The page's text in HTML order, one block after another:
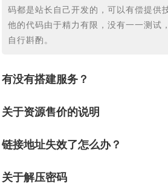
码都是站长自己开发的，可以有偿提供
他的代码由于精力有限，没有一一测试
自行斟酌。
有没有搭建服务？
关于资源售价的说明
链接地址失效了怎么办？
关于解压密码